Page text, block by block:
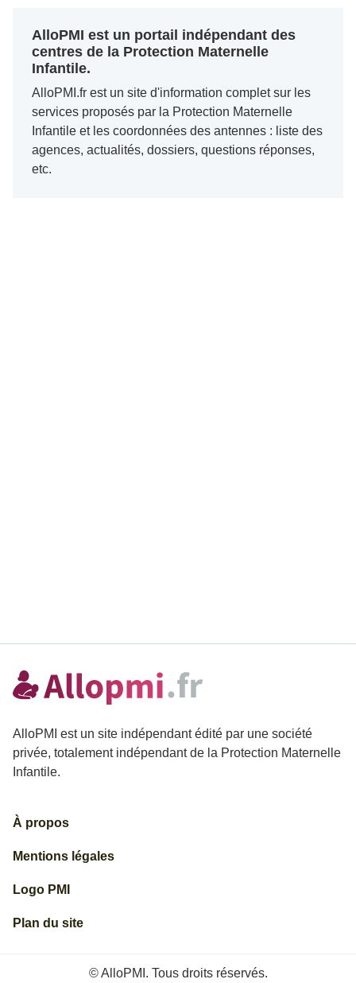
AlloPMI est un portail indépendant des
centres de la Protection Maternelle
Infantile.
AlloPMI.fr est un site d'information complet sur les
services proposés par la Protection Maternelle
Infantile et les coordonnées des antennes : liste des
agences, actualités, dossiers, questions réponses,
etc.
AlloPMI est un site indépendant édité par une société
privée, totalement indépendant de la Protection Maternelle
Infantile.
© AlloPMI. Tous droits réservés.
À propos
Mentions légales
Logo PMI
Plan du site